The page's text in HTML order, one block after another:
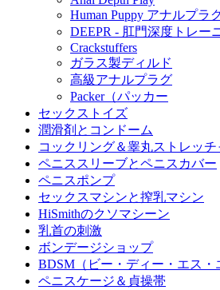
Human Puppy アナルプラ
DEEPR - 肛門深度トレー
Crackstuffers
ガラス製ディルド
高級アナルプラグ
Packer（パッカー
セックストイズ
潤滑剤とコンドーム
コックリング＆睾丸ストレッチ
ペニススリーブとペニスカバー
ペニスポンプ
セックスマシンと搾乳マシン
HiSmithのクソマシーン
乳首の刺激
ボンデージショップ
BDSM（ビー・ディー・エス
ペニスケージ＆貞操帯